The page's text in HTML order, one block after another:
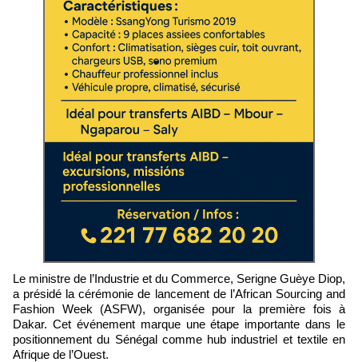
Le ministre de l’Industrie et du Commerce, Serigne Guèye Diop,
a présidé la cérémonie de lancement de l’African Sourcing and
Fashion Week (ASFW), organisée pour la première fois à
Dakar. Cet événement marque une étape importante dans le
positionnement du Sénégal comme hub industriel et textile en
Afrique de l’Ouest.